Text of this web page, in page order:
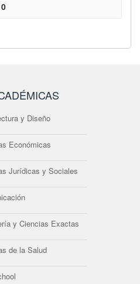
y Diseño
Económicas
Jurídicas y Sociales
y Ciencias Exactas
de la Salud